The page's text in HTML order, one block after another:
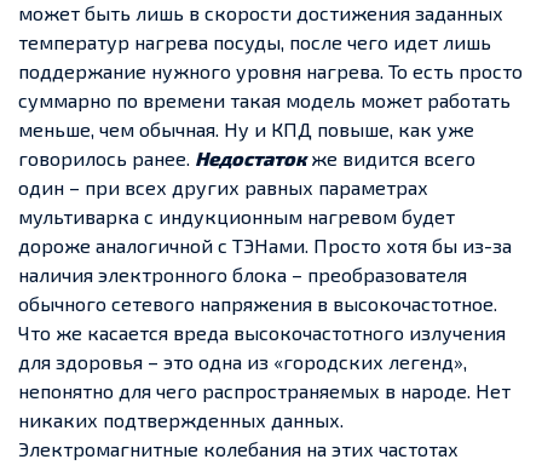
может быть лишь в скорости достижения заданных
температур нагрева посуды, после чего идет лишь
поддержание нужного уровня нагрева. То есть просто
суммарно по времени такая модель может работать
меньше, чем обычная. Ну и КПД повыше, как уже
говорилось ранее. Недостатокже видится всего
один – при всех других равных параметрах
мультиварка с индукционным нагревом будет
дороже аналогичной с ТЭНами. Просто хотя бы из-за
наличия электронного блока – преобразователя
обычного сетевого напряжения в высокочастотное.
Что же касается вреда высокочастотного излучения
для здоровья – это одна из «городских легенд»,
непонятно для чего распространяемых в народе. Нет
никаких подтвержденных данных.
Электромагнитные колебания на этих частотах